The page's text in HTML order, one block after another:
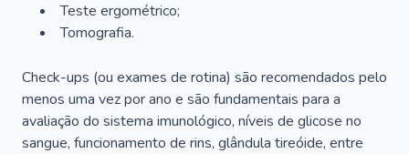
Teste ergométrico;
Tomografia.
Check-ups (ou exames de rotina) são recomendados pelo
menos uma vez por ano e são fundamentais para a
avaliação do sistema imunológico, níveis de glicose no
sangue, funcionamento de rins, glândula tireóide, entre